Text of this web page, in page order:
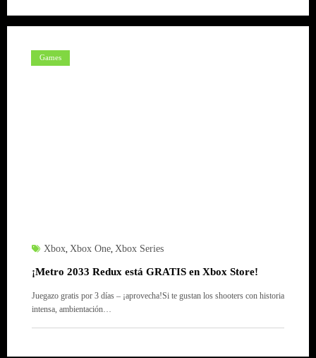
Games
Xbox, Xbox One, Xbox Series
¡Metro 2033 Redux está GRATIS en Xbox Store!
Juegazo gratis por 3 días – ¡aprovecha!Si te gustan los shooters con historia
intensa, ambientación…